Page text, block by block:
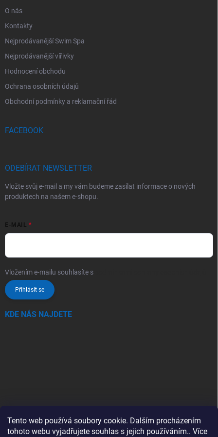
Tento web používá soubory cookie. Dalším procházením
tohoto webu vyjadřujete souhlas s jejich používáním.. Více
O nás
Kontakty
Nejprodávanější Swim Spa
Nejprodávanější vířivky
Hodnocení obchodu
Ochrana osobních údajů
Obchodní podmínky a reklamační řád
FACEBOOK
ODEBÍRAT NEWSLETTER
Vložte svůj e-mail a my vám budeme zasílat informace o nových
produktech na našem e-shopu.
E-MAIL
Vložením e-mailu souhlasíte s
Přihlásit se
KDE NÁS NAJDETE